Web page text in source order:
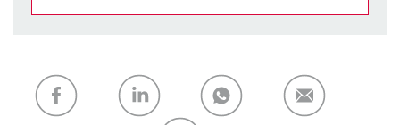
Mijn lijst TOEVOEGEN
NIEUW LIJST MAKEN